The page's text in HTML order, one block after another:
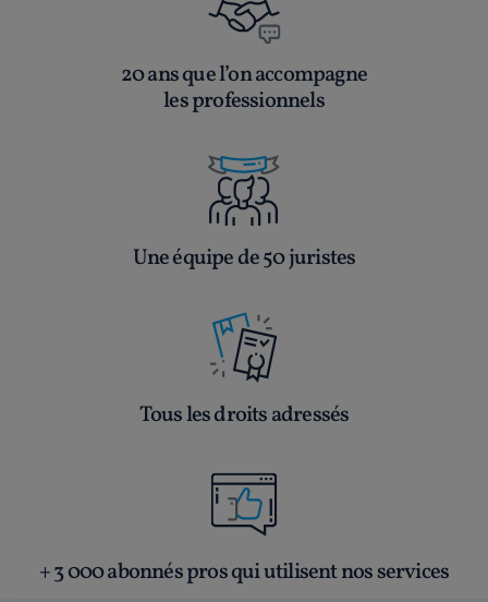
20 ans que l’on accompagne
les professionnels
Une équipe de 50 juristes
Tous les droits adressés
+ 3 000 abonnés pros qui utilisent nos services